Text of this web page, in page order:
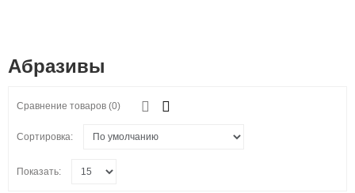
Абразивы
Сравнение товаров (0)
Сортировка:
Показать: